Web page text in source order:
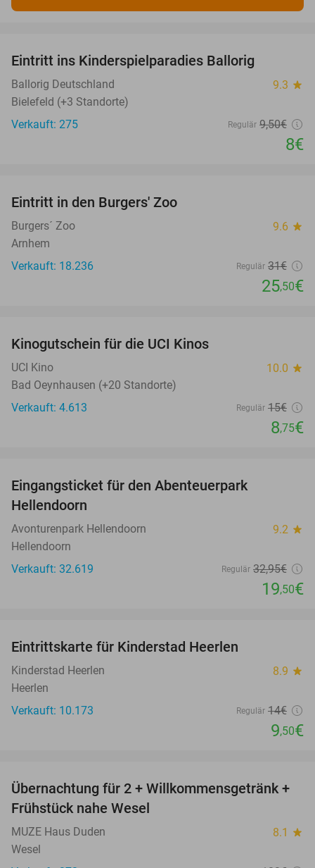
Eintritt ins Kinderspielparadies Ballorig
Ballorig Deutschland 9.3 star
Bielefeld (+3 Standorte)
Verkauft: 275
Regulär 9,50€
8€
Eintritt in den Burgers' Zoo
Burgers´ Zoo 9.6 star
Arnhem
Verkauft: 18.236
Regulär 31€
25,50€
Kinogutschein für die UCI Kinos
UCI Kino 10.0 star
Bad Oeynhausen (+20 Standorte)
Verkauft: 4.613
Regulär 15€
8,75€
Eingangsticket für den Abenteuerpark
Hellendoorn
Avonturenpark Hellendoorn 9.2 star
Hellendoorn
Verkauft: 32.619
Regulär 32,95€
19,50€
Eintrittskarte für Kinderstad Heerlen
Kinderstad Heerlen 8.9 star
Heerlen
Verkauft: 10.173
Regulär 14€
9,50€
33%
Übernachtung für 2 + Willkommensgetränk +
Frühstück nahe Wesel
MUZE Haus Duden 8.1 star
Wesel